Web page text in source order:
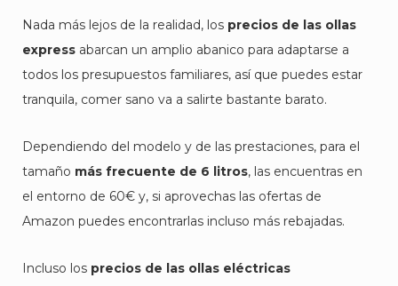
Nada más lejos de la realidad, los precios de las ollas
express abarcan un amplio abanico para adaptarse a
todos los presupuestos familiares, así que puedes estar
tranquila, comer sano va a salirte bastante barato.
Dependiendo del modelo y de las prestaciones, para el
tamaño más frecuente de 6 litros, las encuentras en
el entorno de 60€ y, si aprovechas las ofertas de
Amazon puedes encontrarlas incluso más rebajadas.
Incluso los precios de las ollas eléctricas